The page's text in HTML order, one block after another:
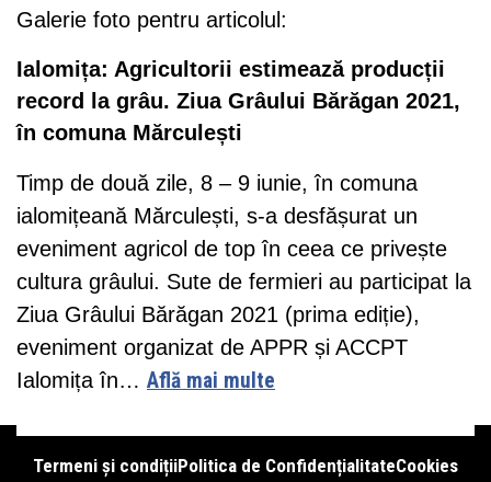
Galerie foto pentru articolul:
Ialomița: Agricultorii estimează producții
record la grâu. Ziua Grâului Bărăgan 2021,
în comuna Mărculești
Timp de două zile, 8 – 9 iunie, în comuna
ialomițeană Mărculești, s-a desfășurat un
eveniment agricol de top în ceea ce privește
cultura grâului. Sute de fermieri au participat la
Ziua Grâului Bărăgan 2021 (prima ediție),
eveniment organizat de APPR și ACCPT
Ialomița în… Află mai multe
Termeni și condițiiPolitica de ConfidențialitateCookies